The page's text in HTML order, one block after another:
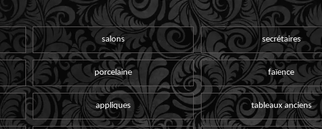
salons secrétaires
porcelaine faïence
appliques tableaux anciens